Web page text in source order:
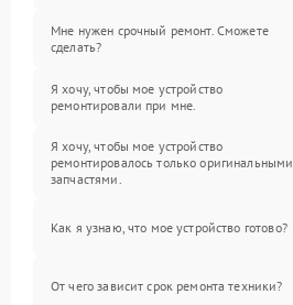
Мне нужен срочный ремонт. Сможете
сделать?
Я хочу, чтобы мое устройство
ремонтировали при мне.
Я хочу, чтобы мое устройство
ремонтировалось только оригинальными
запчастями.
Как я узнаю, что мое устройство готово?
От чего зависит срок ремонта техники?